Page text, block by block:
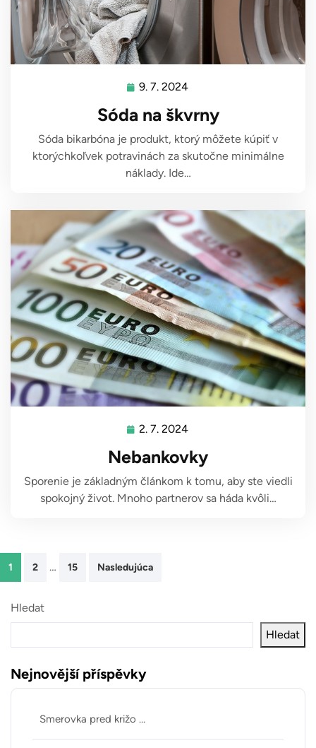
9. 7. 2024
2024
Sóda na škvrny
Sóda bikarbóna je produkt, ktorý môžete kúpiť v
ktorýchkoľvek potravinách za skutočne minimálne
náklady. Ide…
2. 7. 2024
2024
Nebankovky
Sporenie je základným článkom k tomu, aby ste viedli
spokojný život. Mnoho partnerov sa háda kvôli…
Stránkování
1 2 … 15 Nasledujúca
Hledat
Hledat
Nejnovější příspěvky
Smerovka pred križo …